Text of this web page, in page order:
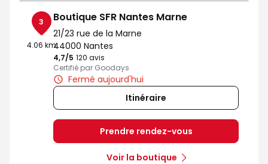
3
4.06 km
Boutique SFR Nantes Marne
21/23 rue de la Marne
44000 Nantes
4,7/5 Note de 4.7 sur 5
120 avis
Certifié par Goodays
Fermé aujourd'hui
Itinéraire
Prendre rendez-vous
Voir la boutique